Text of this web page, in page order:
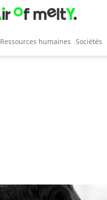
Ressources humaines Sociétés